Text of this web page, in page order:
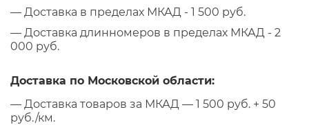
— Доставка в пределах МКАД - 1 500 руб.
— Доставка длинномеров в пределах МКАД - 2
000 руб.
Доставка по Московской области:
— Доставка товаров за МКАД — 1 500 руб. + 50
руб./км.